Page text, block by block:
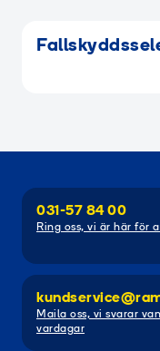
031-57 84 00
Ring oss, vi är här för
Maila oss, vi svarar
vardagar